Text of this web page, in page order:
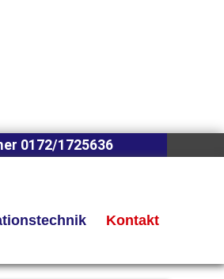
0172/1725636
Kontakt